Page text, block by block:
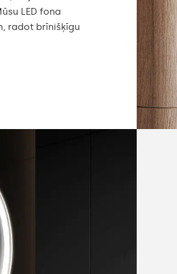
LED fona
radot brīnišķīgu